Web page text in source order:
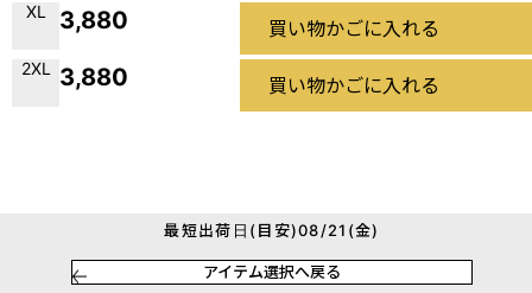
XL 3,880 買い物かごに入れる
2XL 3,880 買い物かごに入れる
最短出荷日(目安)08/21(金)
アイテム選択へ戻る